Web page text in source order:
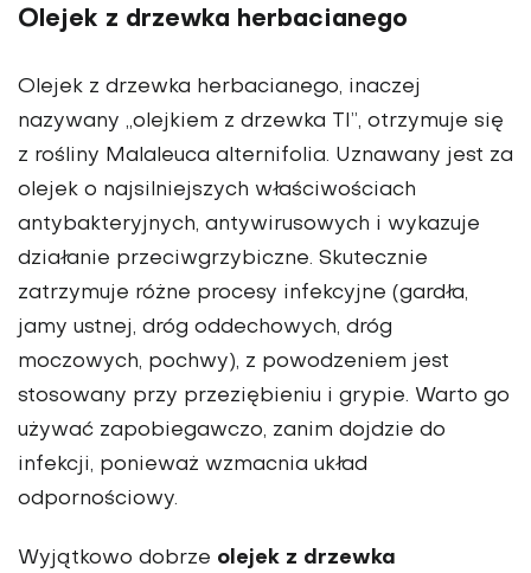
Olejek z drzewka herbacianego
Olejek z drzewka herbacianego, inaczej
nazywany „olejkiem z drzewka TI”, otrzymuje się
z rośliny Malaleuca alternifolia. Uznawany jest za
olejek o najsilniejszych właściwościach
antybakteryjnych, antywirusowych i wykazuje
działanie przeciwgrzybiczne. Skutecznie
zatrzymuje różne procesy infekcyjne (gardła,
jamy ustnej, dróg oddechowych, dróg
moczowych, pochwy), z powodzeniem jest
stosowany przy przeziębieniu i grypie. Warto go
używać zapobiegawczo, zanim dojdzie do
infekcji, ponieważ wzmacnia układ
odpornościowy.
Wyjątkowo dobrze olejek z drzewka